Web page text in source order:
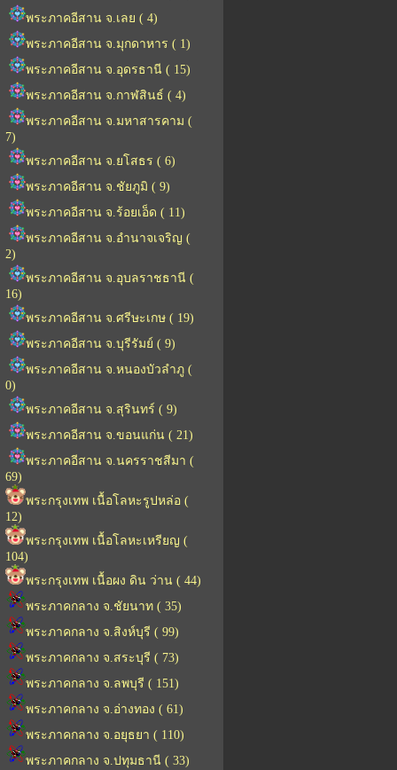
พระภาคอีสาน จ.เลย ( 4)
พระภาคอีสาน จ.มุกดาหาร ( 1)
พระภาคอีสาน จ.อุดรธานี ( 15)
พระภาคอีสาน จ.กาฬสินธ์ ( 4)
พระภาคอีสาน จ.มหาสารคาม (
7)
พระภาคอีสาน จ.ยโสธร ( 6)
พระภาคอีสาน จ.ชัยภูมิ ( 9)
พระภาคอีสาน จ.ร้อยเอ็ด ( 11)
พระภาคอีสาน จ.อำนาจเจริญ (
2)
พระภาคอีสาน จ.อุบลราชธานี (
16)
พระภาคอีสาน จ.ศรีษะเกษ ( 19)
พระภาคอีสาน จ.บุรีรัมย์ ( 9)
พระภาคอีสาน จ.หนองบัวลำภู (
0)
พระภาคอีสาน จ.สุรินทร์ ( 9)
พระภาคอีสาน จ.ขอนแก่น ( 21)
พระภาคอีสาน จ.นครราชสีมา (
69)
พระกรุงเทพ เนื้อโลหะรูปหล่อ (
12)
พระกรุงเทพ เนื้อโลหะเหรียญ (
104)
พระกรุงเทพ เนื้อผง ดิน ว่าน ( 44)
พระภาคกลาง จ.ชัยนาท ( 35)
พระภาคกลาง จ.สิงห์บุรี ( 99)
พระภาคกลาง จ.สระบุรี ( 73)
พระภาคกลาง จ.ลพบุรี ( 151)
พระภาคกลาง จ.อ่างทอง ( 61)
พระภาคกลาง จ.อยุธยา ( 110)
พระภาคกลาง จ.ปทุมธานี ( 33)